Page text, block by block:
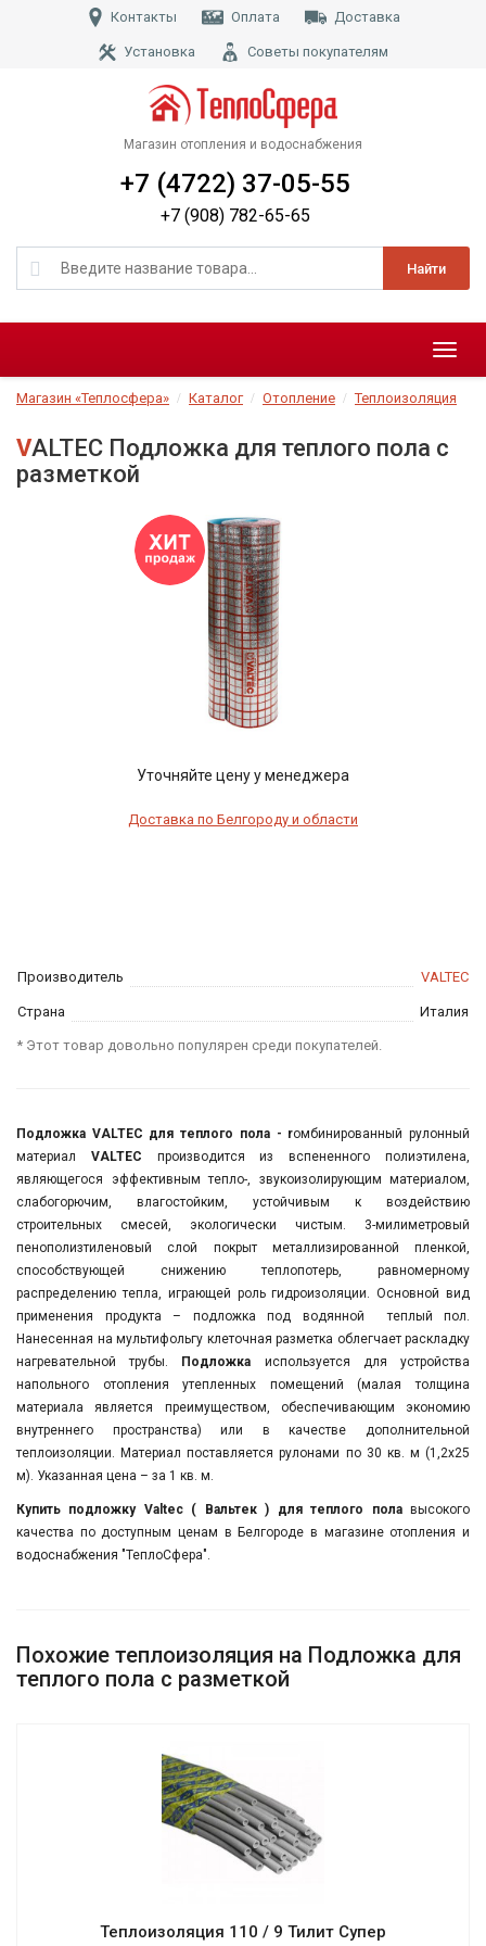
Контакты Оплата Доставка
Установка Советы покупателям
Магазин отопления и водоснабжения
Найти
+7 (4722) 37-05-55
+7 (908) 782-65-65
Меню
Магазин «Теплосфера» Каталог Отопление Теплоизоляция
VALTEC Подложка для теплого пола с
разметкой
Производитель VALTEC
Страна Италия
Уточняйте цену у менеджера
Доставка по Белгороду и области
* Этот товар довольно популярен среди покупателей.
Подложка VALTEC для теплого пола - rомбинированный рулонный
материал VALTEC производится из вспененного полиэтилена,
являющегося эффективным тепло-, звукоизолирующим материалом,
слабогорючим, влагостойким, устойчивым к воздействию
строительных смесей, экологически чистым. 3-милиметровый
пенополизтиленовый слой покрыт металлизированной пленкой,
способствующей снижению теплопотерь, равномерному
распределению тепла, играющей роль гидроизоляции. Основной вид
применения продукта – подложка под водянной теплый пол.
Нанесенная на мультифольгу клеточная разметка облегчает раскладку
нагревательной трубы. Подложка используется для устройства
напольного отопления утепленных помещений (малая толщина
материала является преимуществом, обеспечивающим экономию
внутреннего пространства) или в качестве дополнительной
теплоизоляции. Материал поставляется рулонами по 30 кв. м (1,2х25
м). Указанная цена – за 1 кв. м.
Купить подложку Valtec ( Вальтек ) для теплого пола высокого
качества по доступным ценам в Белгороде в магазине отопления и
водоснабжения "ТеплоСфера".
Похожие теплоизоляция на Подложка для
теплого пола с разметкой
Теплоизоляция 110 / 9 Тилит Супер